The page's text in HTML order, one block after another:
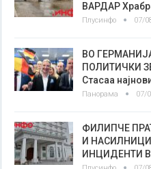
ВАРДАР
Плусинфо 07/
ВО
ПОЛИТИЧКИ
Стасаа
Панорама 07/
ФИЛИПЧЕ
И
ИНЦИДЕНТИ